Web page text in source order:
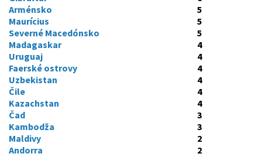
Arménsko
5
Maurícius
5
Severné Macedónsko
5
Madagaskar
4
Uruguaj
4
Faerské ostrovy
4
Uzbekistan
4
Čile
4
Kazachstan
4
Čad
3
Kambodža
3
Maldivy
2
Andorra
2